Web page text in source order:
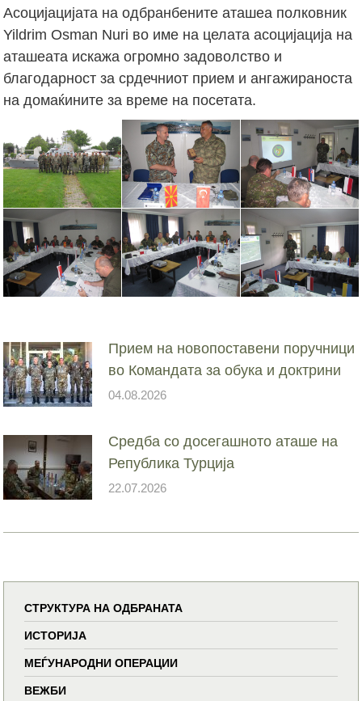
Асоцијацијата на одбранбените аташеа полковник
Yildrim Osman Nuri во име на целата асоцијација на
аташеата искажа огромно задоволство и
благодарност за срдечниот прием и ангажираноста
на домаќините за време на посетата.
Прием на новопоставени поручници
во Командата за обука и доктрини
04.08.2026
Средба со досегашното аташе на
Република Турција
22.07.2026
СТРУКТУРА НА ОДБРАНАТА
ИСТОРИЈА
МЕЃУНАРОДНИ ОПЕРАЦИИ
ВЕЖБИ